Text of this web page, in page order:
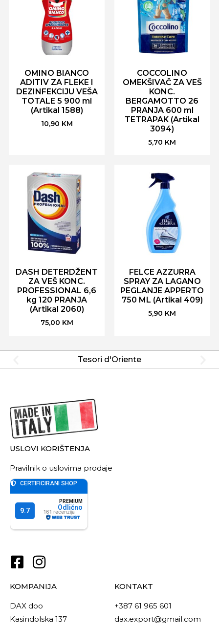
OMINO BIANCO
ADITIV ZA FLEKE I
DEZINFEKCIJU VEŠA
TOTALE 5 900 ml
(Artikal 1588)
10,90 KM
COCCOLINO
OMEKŠIVAČ ZA VEŠ
KONC.
BERGAMOTTO 26
PRANJA 600 ml
TETRAPAK (Artikal
3094)
5,70 KM
DASH DETERDŽENT
ZA VEŠ KONC.
PROFESSIONAL 6,6
kg 120 PRANJA
(Artikal 2060)
75,00 KM
FELCE AZZURRA
SPRAY ZA LAGANO
PEGLANJE APPERTO
750 ML (Artikal 409)
5,90 KM
Tesori d'Oriente
USLOVI KORIŠTENJA
Pravilnik o uslovima prodaje
KOMPANIJA
DAX doo
Kasindolska 137
KONTAKT
+387 61 965 601
dax.export@gmail.com